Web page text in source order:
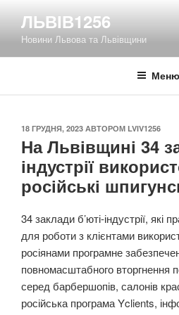
вмісту
ЛЬВІВ1256
Новини Львова та Львівщини
Меню
ОПУБЛІКОВАНО
18 ГРУДНЯ, 2023 АВТОРОМ LVIV1256
На Львівщині 34
індустрії
російські
34 заклади б’юті-індустрії, які
для роботи з клієнтами
росіянами програмне
повномасштабного вторгнення
серед барбершопів, салонів
російська програма Yclients,